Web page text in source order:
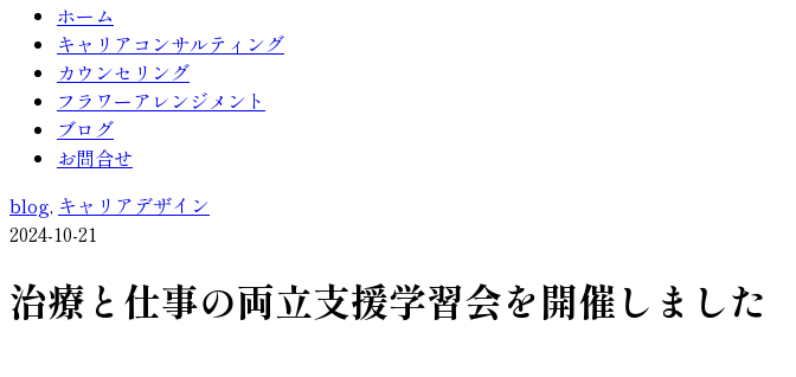
ホーム
キャリアコンサルティング
カウンセリング
フラワーアレンジメント
ブログ
お問合せ
blog, キャリアデザイン
2024-10-21
治療と仕事の両立支援学習会を開催しました